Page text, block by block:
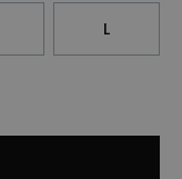
L